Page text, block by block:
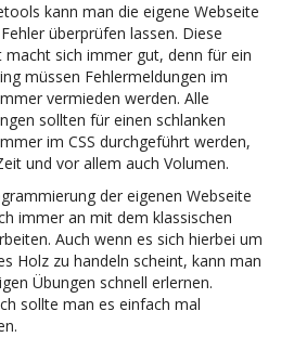
kann man die eigene Webseite
überprüfen lassen. Diese
macht sich immer gut, denn für ein
müssen Fehlermeldungen im
vermieden werden. Alle
sollten für einen schlanken
im CSS durchgeführt werden,
und vor allem auch Volumen.
der eigenen Webseite
immer an mit dem klassischen
Auch wenn es sich hierbei um
Holz zu handeln scheint, kann man
Übungen schnell erlernen.
sollte man es einfach mal